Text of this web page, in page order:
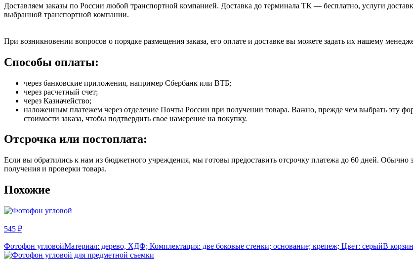
Доставляем заказы по России любой транспортной компанией. Доставка до терминала ТК — бесплатно, услуги
выбранной транспортной компании.
При возникновении вопросов о порядке размещения заказа, его оплате и доставке вы можете задать их нашему
Способы оплаты:
через банковские приложения, например Сбербанк или ВТБ;
через расчетный счет;
через Казначейство;
наложенным платежем через отделение Почты России при получении товара. Важно, прежде чем выбрать эту
стоимости заказа, чтобы подтвердить свое намерение на покупку.
Отсрочка или постоплата:
Если вы обратились к нам из бюджетного учреждения, мы готовы предоставить отсрочку платежа до 60 дней. Обычно
получения и проверки товара.
Похожие
545 ₽
Фотофон угловойМатериал: дерево, ХДФ; Комплектация: две боковые стенки; основание; крепеж; Цвет: серыйВ